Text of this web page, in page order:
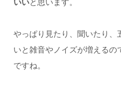
やっぱり見たり、聞いたり、
いと雑音やノイズが増えるの
ですね。